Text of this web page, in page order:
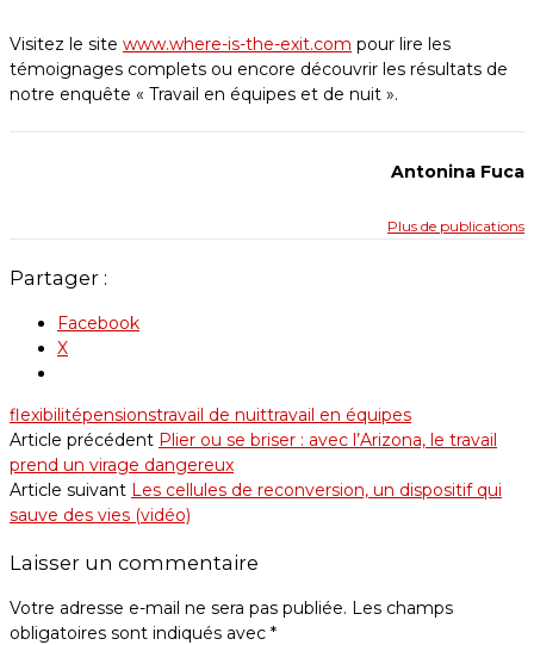
Visitez le site www.where-is-the-exit.com pour lire les
témoignages complets ou encore découvrir les résultats de
notre enquête « Travail en équipes et de nuit ».
Antonina Fuca
Plus de publications
Partager :
Facebook
X
flexibilitépensionstravail de nuittravail en équipes
Article précédent Plier ou se briser : avec l’Arizona, le travail
prend un virage dangereux
Article suivant Les cellules de reconversion, un dispositif qui
sauve des vies (vidéo)
Laisser un commentaire
Votre adresse e-mail ne sera pas publiée. Les champs
obligatoires sont indiqués avec *